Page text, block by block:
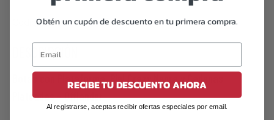
Código de barras: 07506559912663
DESCRIPCIÓN
Botas con Plataforma, Piel Crazy Negra y Cadenas
Plateadas – Offlander
Obtén un cupón de descuento en tu primera compra.
RECIBE TU DESCUENTO AHORA
Al registrarse, aceptas recibir ofertas especiales por email.